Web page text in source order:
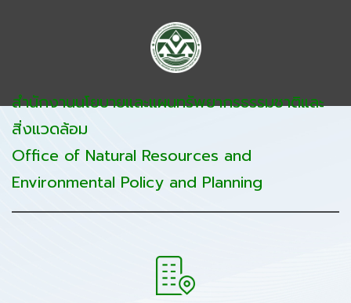
สำนักงานนโยบายและแผนทรัพยากรธรรมชาติและ
สิ่งแวดล้อม
Office of Natural Resources and
Environmental Policy and Planning